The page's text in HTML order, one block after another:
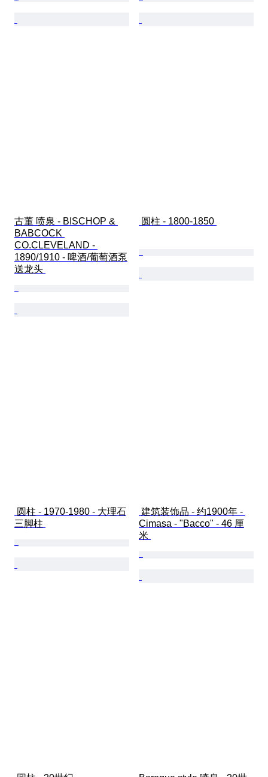
古董 喷泉 - BISCHOP &
BABCOCK
CO.CLEVELAND -
1890/1910 - 啤酒/葡萄酒泵
送龙头
圆柱 - 1800-1850
三脚柱
Cimasa - "Bacco" - 46 厘
米